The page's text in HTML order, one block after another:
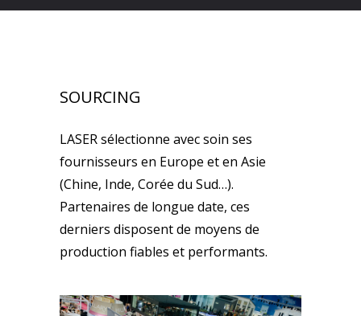
SOURCING
LASER sélectionne avec soin ses
fournisseurs en Europe et en Asie
(Chine, Inde, Corée du Sud…).
Partenaires de longue date, ces
derniers disposent de moyens de
production fiables et performants.